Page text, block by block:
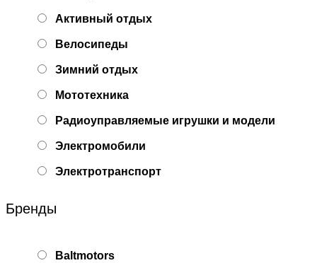
Активный отдых
Велосипеды
Зимний отдых
Мототехника
Радиоуправляемые игрушки и модели
Электромобили
Электротранспорт
Бренды
Baltmotors